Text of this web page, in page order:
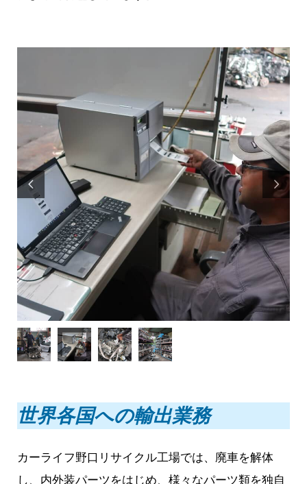
 
世界各国への輸出業務
カーライフ野口リサイクル工場では、廃車を解体
し、内外装パーツをはじめ、様々なパーツ類を独自